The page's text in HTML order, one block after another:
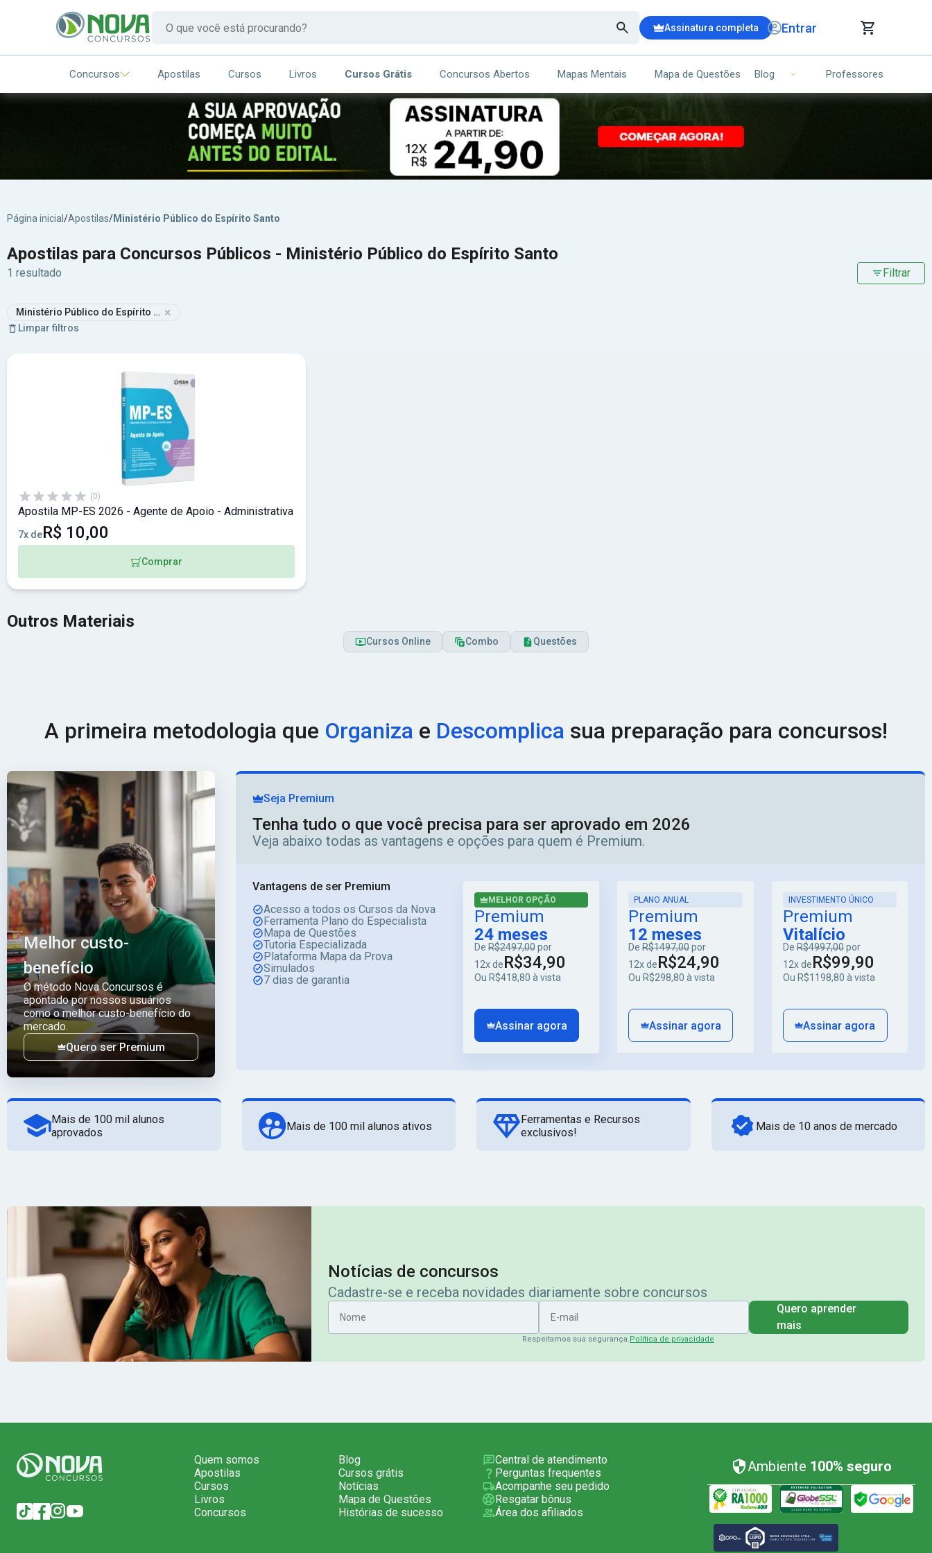
Assinatura completa Entrar
CARRINHO DE COMPRAS
ITENS (00)
Seu carrinho ainda está vazio.
Concursos Apostilas Cursos Livros Cursos Grátis Concursos Abertos Mapas Mentais Mapa de Questões Blog Professores
Página inicial /Apostilas/Ministério Público do Espírito Santo
Apostilas para Concursos Públicos - Ministério Público do Espírito Santo
1 resultado Filtrar
Ministério Público do Espírito Santo
×
Limpar filtros
(0)
Apostila MP-ES 2026 - Agente de Apoio - Administrativa
7x deR$ 10,00
Comprar
Outros Materiais
Cursos Online Combo Questões
A primeira metodologia que Organiza e Descomplica sua preparação para concursos!
Melhor custo-
benefício
O método Nova Concursos é
apontado por nossos usuários
como o melhor custo-benefício do
mercado.
Quero ser Premium
Seja Premium
Tenha tudo o que você precisa para ser aprovado em 2026
Veja abaixo todas as vantagens e opções para quem é Premium.
Vantagens de ser Premium
Acesso a todos os Cursos da Nova
Ferramenta Plano do Especialista
Mapa de Questões
Tutoria Especializada
Plataforma Mapa da Prova
Simulados
7 dias de garantia
MELHOR OPÇÃO
Premium
24 meses
De R$2497,00por
12x deR$34,90
Ou R$418,80 à vista
Assinar agora
PLANO ANUAL
Premium
12 meses
DeR$1497,00por
12x deR$24,90
Ou R$298,80 à vista
Assinar agora
INVESTIMENTO ÚNICO
Premium
Vitalício
DeR$4997,00por
12x deR$99,90
Ou R$1198,80 à vista
Assinar agora
Mais de 100 mil alunos
aprovados
Mais de 100 mil alunos ativos
Ferramentas e Recursos
exclusivos!
Mais de 10 anos de mercado
Notícias de concursos
Cadastre-se e receba novidades diariamente sobre concursos
Nome
E-mail
Quero aprender
mais
Respeitamos sua segurança.Política de privacidade
Quem somos
Apostilas
Cursos
Livros
Concursos
Blog
Cursos grátis
Notícias
Mapa de Questões
Histórias de sucesso
Central de atendimento
Perguntas frequentes
Acompanhe seu pedido
Resgatar bônus
Área dos afiliados
Ambiente 100% seguro